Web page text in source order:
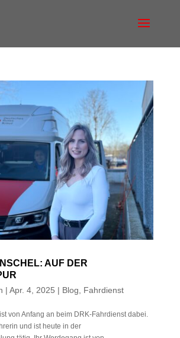
AUF DER
| Apr. 4, 2025 | Blog Fahrdienst
von Anfang an beim DRK-Fahrdienst dabei.
und ist heute in der